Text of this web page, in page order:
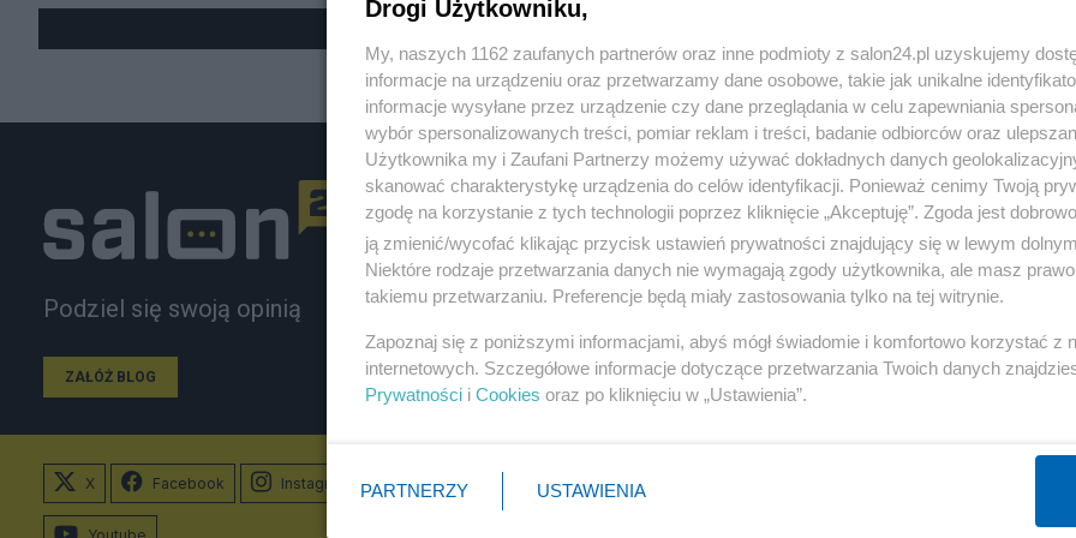
Podziel się swoją opinią
ZAŁÓŻ BLOG
Polityka
Rosja
PiS
Prezydent
NATO
Gospodarka
Biznes
Pieniądze
Centralny Port Komunikacyjny
Inwestycje
Podatki
X Facebook Instagram
Youtube
Drogi Użytkowniku,
My, naszych 1162 zaufanych partnerów oraz inne podmioty z salon24.pl uzyskujemy
informacje na urządzeniu oraz przetwarzamy dane osobowe, takie jak unikalne
informacje wysyłane przez urządzenie czy dane przeglądania w celu zapewniania
wybór spersonalizowanych treści, pomiar reklam i treści, badanie odbiorców oraz
Użytkownika my i Zaufani Partnerzy możemy używać dokładnych danych
skanować charakterystykę urządzenia do celów identyfikacji. Ponieważ cenimy Twoją
zgodę na korzystanie z tych technologii poprzez kliknięcie „Akceptuję”. Zgoda jest
ją zmienić/wycofać klikając przycisk ustawień prywatności znajdujący się w lewym
Niektóre rodzaje przetwarzania danych nie wymagają zgody użytkownika, ale masz
takiemu przetwarzaniu. Preferencje będą miały zastosowania tylko na tej witrynie.
Zapoznaj się z poniższymi informacjami, abyś mógł świadomie i komfortowo korzystać z
internetowych. Szczegółowe informacje dotyczące przetwarzania Twoich danych
Prywatności i Cookies oraz po kliknięciu w „Ustawienia”.
PARTNERZY USTAWIENIA